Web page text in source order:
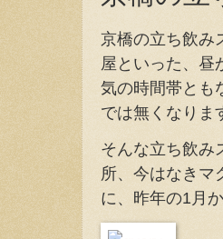
京橋の立ち飲み
屋といった、昼
気の時間帯とも
では無くなりま
そんな立ち飲み
所、今はなきマ
に、昨年の1月